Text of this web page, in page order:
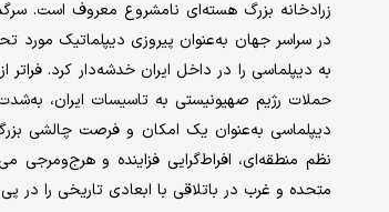
در سراسر جهان به‌‌عنوان پیروزی دیپلماتیک مورد
به دیپلماسی را در داخل ایران خدشه‌دار کرد. فراتر
حملات رژیم صهیونیستی به تاسیسات ایران،
دیپلماسی به‌عنوان یک امکان و فرصت چالشی
نظم منطقه‌ای، افراط‌گرایی فزاینده و
متحده و غرب در باتلاقی با ابعادی تاریخی را در پی